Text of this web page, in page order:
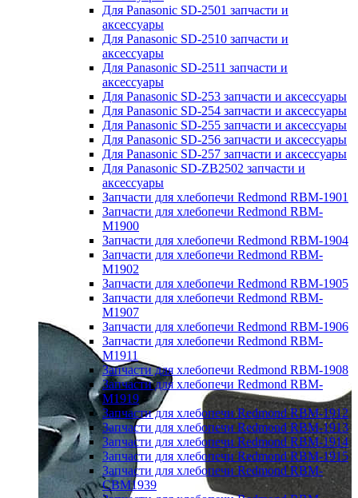
Для Panasonic SD-2501 запчасти и
аксессуары
Для Panasonic SD-2510 запчасти и
аксессуары
Для Panasonic SD-2511 запчасти и
аксессуары
Для Panasonic SD-253 запчасти и аксессуары
Для Panasonic SD-254 запчасти и аксессуары
Для Panasonic SD-255 запчасти и аксессуары
Для Panasonic SD-256 запчасти и аксессуары
Для Panasonic SD-257 запчасти и аксессуары
Для Panasonic SD-ZB2502 запчасти и
аксессуары
Запчасти для хлебопечи Redmond RBM-1901
Запчасти для хлебопечи Redmond RBM-
M1900
Запчасти для хлебопечи Redmond RBM-1904
Запчасти для хлебопечи Redmond RBM-
M1902
Запчасти для хлебопечи Redmond RBM-1905
Запчасти для хлебопечи Redmond RBM-
M1907
Запчасти для хлебопечи Redmond RBM-1906
Запчасти для хлебопечи Redmond RBM-
M1911
Запчасти для хлебопечи Redmond RBM-1908
Запчасти для хлебопечи Redmond RBM-
M1919
Запчасти для хлебопечи Redmond RBM-1912
Запчасти для хлебопечи Redmond RBM-1913
Запчасти для хлебопечи Redmond RBM-1914
Запчасти для хлебопечи Redmond RBM-1915
Запчасти для хлебопечи Redmond RBM-
CBM1939